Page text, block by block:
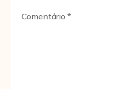
Comentário*